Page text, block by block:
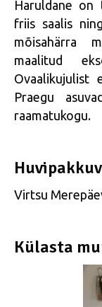
Haruldane on
friis saalis
mõisahärra
maalitud
Ovaalikujulist
Praegu
raamatukogu.
Virtsu
Külasta